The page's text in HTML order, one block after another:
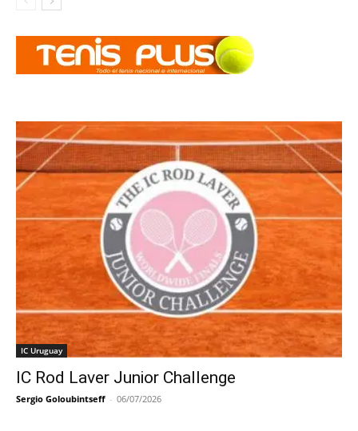
IC Uruguay
IC Rod Laver Junior Challenge
Sergio Goloubintseff - 06/07/2026